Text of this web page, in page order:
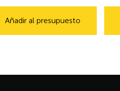
Añadir al presupuesto